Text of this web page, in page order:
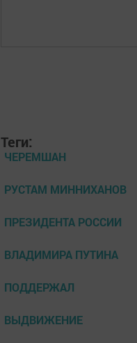
Теги:
ЧЕРЕМШАН
РУСТАМ МИННИХАНОВ
ПРЕЗИДЕНТА РОССИИ
ВЛАДИМИРА ПУТИНА
ПОДДЕРЖАЛ
ВЫДВИЖЕНИЕ